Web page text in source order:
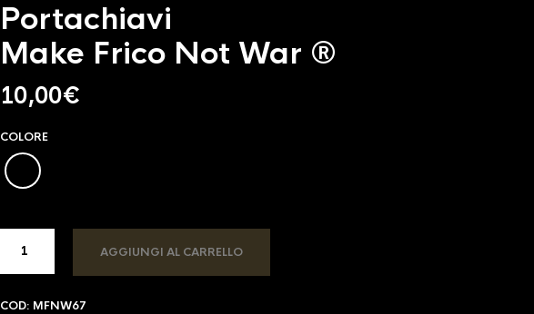
Portachiavi
Make Frico Not War ®
10,00€
COLORE
AGGIUNGI AL CARRELLO
COD: MFNW67